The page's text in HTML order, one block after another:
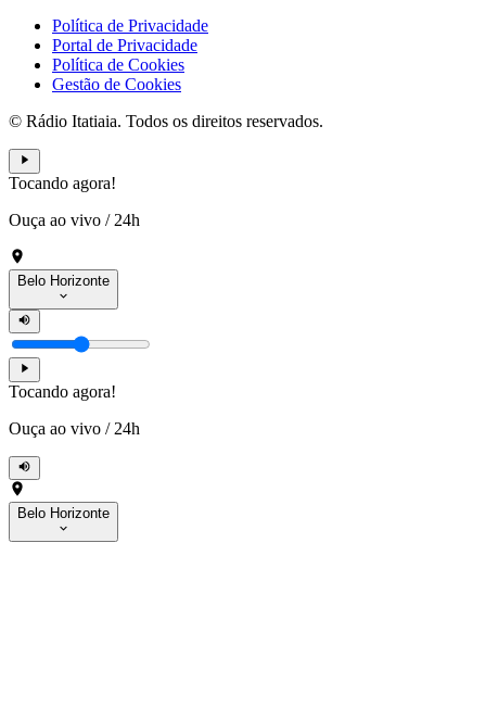
Política de Privacidade
Portal de Privacidade
Política de Cookies
Gestão de Cookies
© Rádio Itatiaia. Todos os direitos reservados.
Tocando agora!
Ouça ao vivo / 24h
Belo Horizonte
Tocando agora!
Ouça ao vivo / 24h
Belo Horizonte